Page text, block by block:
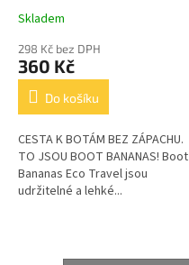
do bot
Průměrné
produktu
je
4,8
hvězdiček.
Skladem
298 Kč bez DPH
360 Kč
Do košíku
CESTA K BOTÁM BEZ ZÁPACHU.
TO JSOU BOOT BANANAS! Boot
Bananas Eco Travel jsou
udržitelné a lehké...